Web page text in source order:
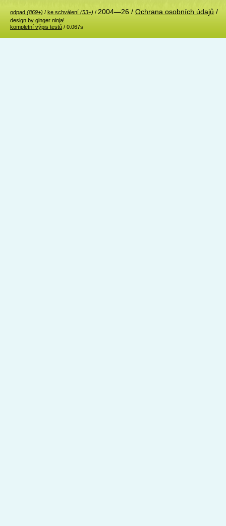
odpad (869+) / ke schválení (53+) / 2004—26 / Ochrana osobních údajů /
design by ginger ninja!
kompletní výpis testů / 0.067s